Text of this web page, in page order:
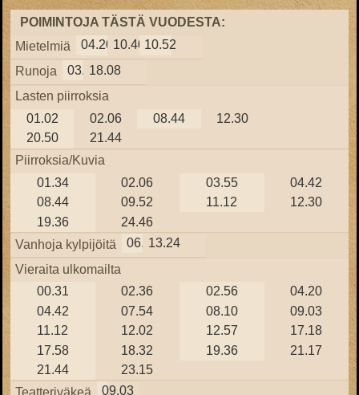
POIMINTOJA TÄSTÄ VUODESTA:
Mietelmiä
04.20 10.40 10.52
Runoja
03.4318.08
Lasten piirroksia
01.02
02.06 08.44
12.30
20.50
21.44
Piirroksia/Kuvia
01.34
02.06 03.55
04.42
08.44
09.52 11.12
12.30
19.36
24.46
Vanhoja kylpijöitä
06.3013.24
Vieraita ulkomailta
00.31
02.36 02.56
04.20
04.42
07.54 08.10
09.03
11.12
12.02 12.57
17.18
17.58
18.32 19.36
21.17
21.44
23.15
Teatteriväkeä
09.03